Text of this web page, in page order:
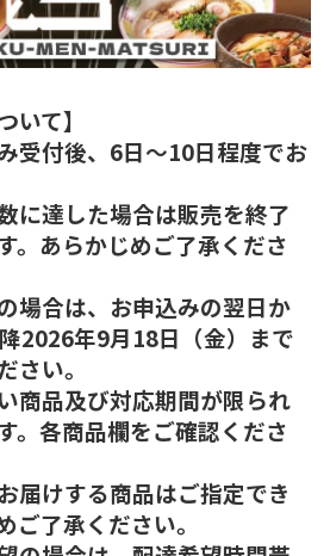
いて】
受付後、6日～10日程度でお
に達した場合は販売を終了
。あらかじめご了承くださ
場合は、お申込みの翌日か
2026年9月18日（金）まで
さい。
商品及び対応期間が限られ
。各商品欄をご確認くださ
届けする商品はご指定でき
ご了承ください。